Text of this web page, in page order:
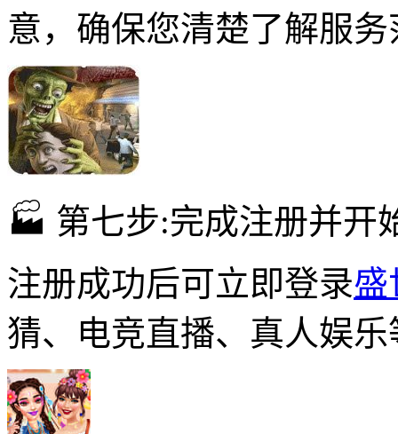
意，确保您清楚了解服
🏭 第七步:完成注册并开
注册成功后可立即登录盛
猜、电竞直播、真人娱